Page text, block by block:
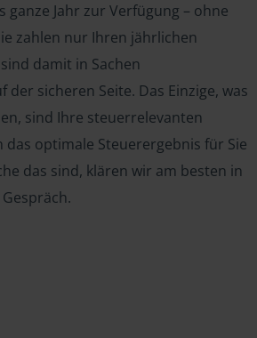
ganze Jahr zur Verfügung – ohne
zahlen nur Ihren jährlichen
damit in Sachen
der sicheren Seite. Das Einzige, was
sind Ihre steuerrelevanten
optimale Steuerergebnis für Sie
das sind, klären wir am besten in